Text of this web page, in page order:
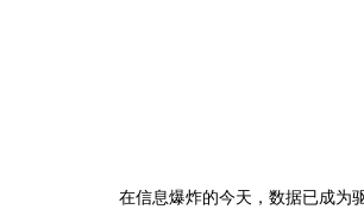
在信息爆炸的今天，数据已成为